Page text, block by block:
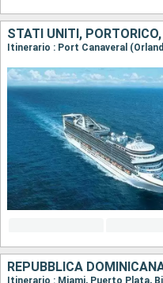
STATI UNITI,
Itinerario : Port Canaveral
REPUBBLICA
Itinerario : Miami, Puerto Plata,